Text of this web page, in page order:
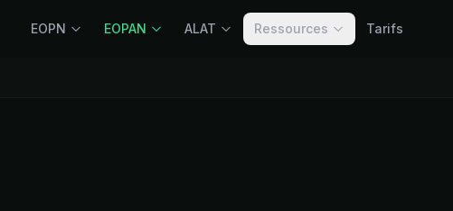
EOPN EOPAN ALAT Ressources Tarifs